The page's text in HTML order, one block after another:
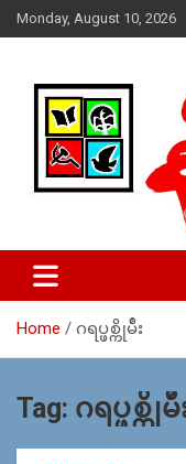
Skip
to
Monday, August 10, 2026
MoeMaKa
Media
ယ္ေရး – အမွတ္ ၂၅၄၊
(ဖုုံး – ၀၉ ၂၅၂ ၂၄၉ ၀
ဇာေစ်းသစ္ ။ ၀၉ ၇၈၆
Home ဂရပ္ဖစ္ကိုမ်ဴိး
Tag: ဂရပ္ဖစ္ကိုမ်ဴိ